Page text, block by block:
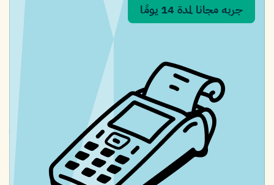
جربه مجانا لمدة 14 يومًا